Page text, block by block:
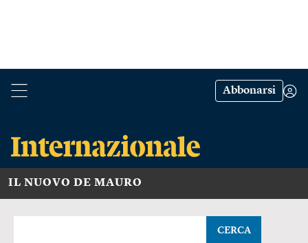
Abbonarsi
IL NUOVO DE MAURO
CERCA